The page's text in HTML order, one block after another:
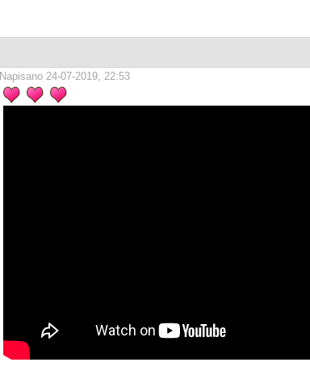
Napisano 24-07-2019, 22:53